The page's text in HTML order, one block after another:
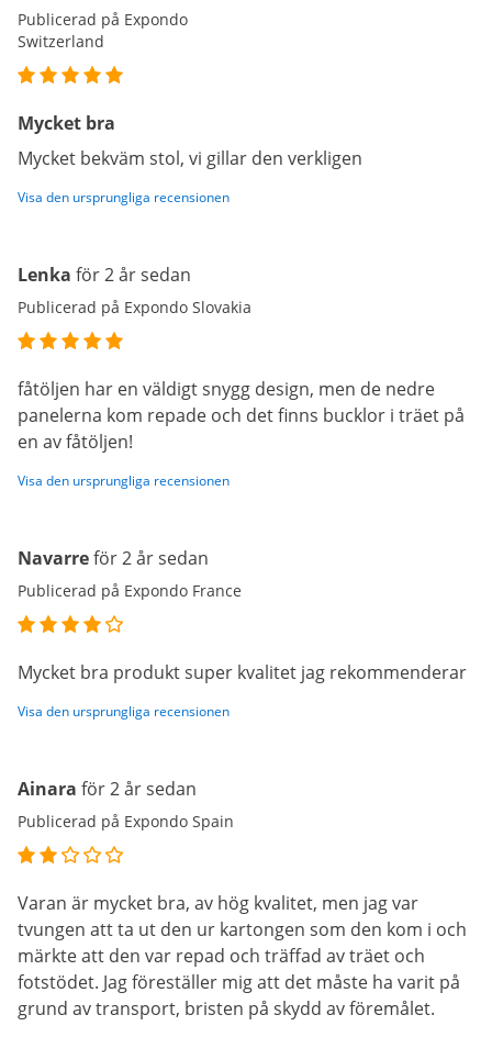
Publicerad på Expondo
Switzerland
Mycket bra
Mycket bekväm stol, vi gillar den verkligen
Visa den ursprungliga recensionen
Lenka för 2 år sedan
Publicerad på Expondo Slovakia
fåtöljen har en väldigt snygg design, men de nedre
panelerna kom repade och det finns bucklor i träet på
en av fåtöljen!
Visa den ursprungliga recensionen
Navarreför 2 år sedan
Publicerad på Expondo France
Mycket bra produkt super kvalitet jag rekommenderar
Visa den ursprungliga recensionen
Ainara för 2 år sedan
Publicerad på Expondo Spain
Varan är mycket bra, av hög kvalitet, men jag var
tvungen att ta ut den ur kartongen som den kom i och
märkte att den var repad och träffad av träet och
fotstödet. Jag föreställer mig att det måste ha varit på
grund av transport, bristen på skydd av föremålet.